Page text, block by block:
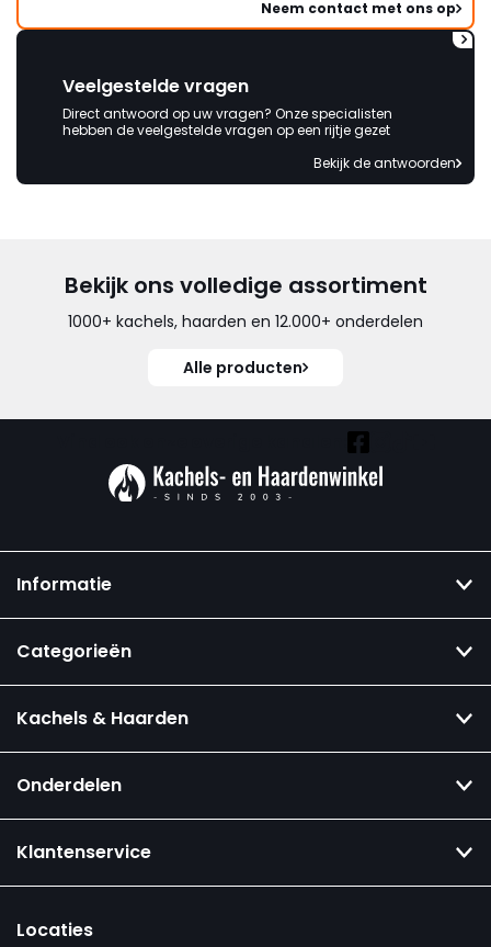
Neem contact met ons op
Veelgestelde vragen
Direct antwoord op uw vragen? Onze specialisten
hebben de veelgestelde vragen op een rijtje gezet
Bekijk de antwoorden
Bekijk ons volledige assortiment
1000+ kachels, haarden en 12.000+ onderdelen
Alle producten
Informatie
Categorieën
Kachels & Haarden
Onderdelen
Klantenservice
Locaties